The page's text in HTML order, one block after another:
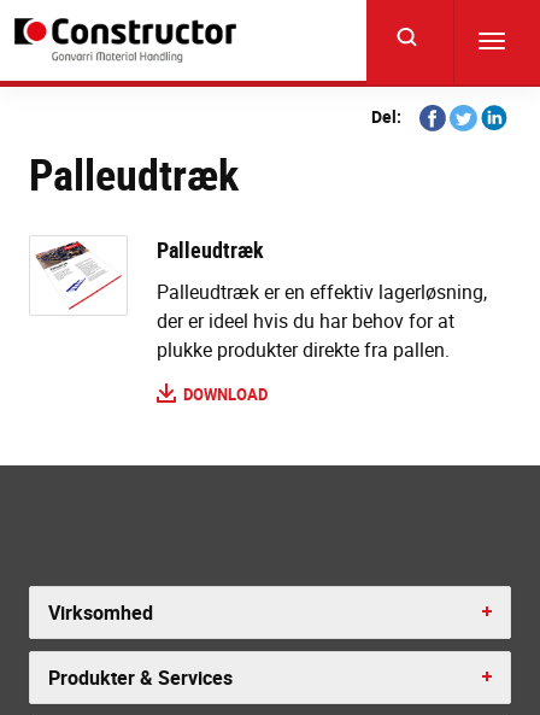
content
Del:
Share
on
Share
on
Share
Palleudtræk
Palleudtræk
Palleudtræk er en effektiv lagerløsning,
der er ideel hvis du har behov for at
plukke produkter direkte fra pallen.
DOWNLOAD
Virksomhed
Produkter & Services